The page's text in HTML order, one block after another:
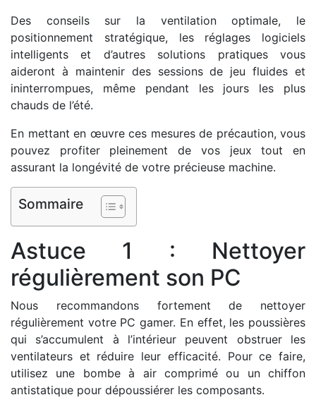
Des conseils sur la ventilation optimale, le
positionnement stratégique, les réglages logiciels
intelligents et d’autres solutions pratiques vous
aideront à maintenir des sessions de jeu fluides et
ininterrompues, même pendant les jours les plus
chauds de l’été.
En mettant en œuvre ces mesures de précaution, vous
pouvez profiter pleinement de vos jeux tout en
assurant la longévité de votre précieuse machine.
Sommaire
Astuce 1 : Nettoyer
régulièrement son PC
Nous recommandons fortement de nettoyer
régulièrement votre PC gamer. En effet, les poussières
qui s’accumulent à l’intérieur peuvent obstruer les
ventilateurs et réduire leur efficacité. Pour ce faire,
utilisez une bombe à air comprimé ou un chiffon
antistatique pour dépoussiérer les composants.